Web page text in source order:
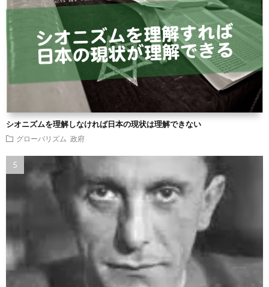
シオニズムを理解しなければ日本の現状は理解できない
グローバリズム 政府